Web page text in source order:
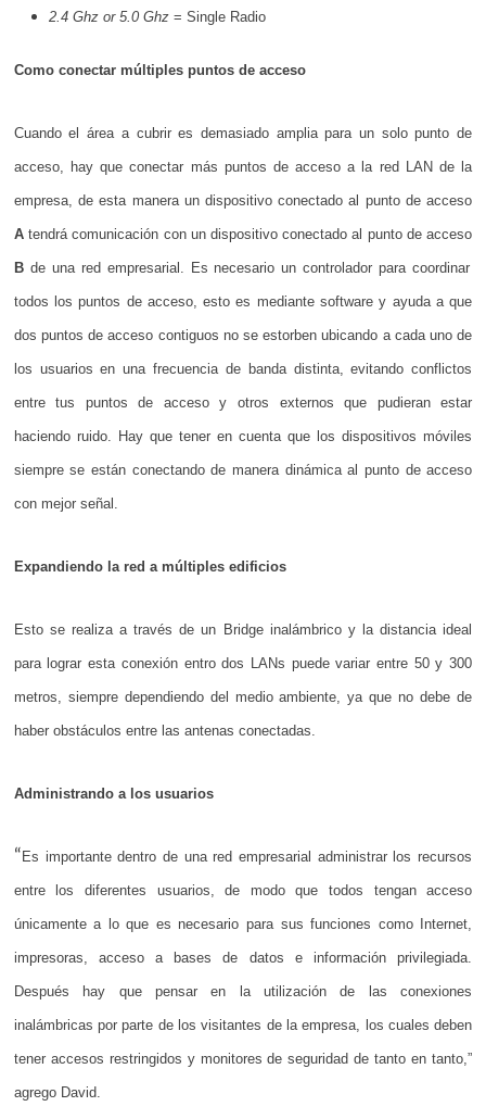
2.4 Ghz or 5.0 Ghz= Single Radio
Como conectar múltiples puntos de acceso
Cuando el área a cubrir es demasiado amplia para un solo punto de
acceso, hay que conectar más puntos de acceso a la red LAN de la
empresa, de esta manera un dispositivo conectado al punto de acceso
Atendrá comunicación con un dispositivo conectado al punto de acceso
B de una red empresarial. Es necesario un controlador para coordinar
todos los puntos de acceso, esto es mediante software y ayuda a que
dos puntos de acceso contiguos no se estorben ubicando a cada uno de
los usuarios en una frecuencia de banda distinta, evitando conflictos
entre tus puntos de acceso y otros externos que pudieran estar
haciendo ruido. Hay que tener en cuenta que los dispositivos móviles
siempre se están conectando de manera dinámica al punto de acceso
con mejor señal.
Expandiendo la red a múltiples edificios
Esto se realiza a través de un Bridge inalámbrico y la distancia ideal
para lograr esta conexión entro dos LANs puede variar entre 50 y 300
metros, siempre dependiendo del medio ambiente, ya que no debe de
haber obstáculos entre las antenas conectadas.
Administrando a los usuarios
“ Es importante dentro de una red empresarial administrar los recursos
entre los diferentes usuarios, de modo que todos tengan acceso
únicamente a lo que es necesario para sus funciones como Internet,
impresoras, acceso a bases de datos e información privilegiada.
Después hay que pensar en la utilización de las conexiones
inalámbricas por parte de los visitantes de la empresa, los cuales deben
tener accesos restringidos y monitores de seguridad de tanto en tanto,”
agrego David.